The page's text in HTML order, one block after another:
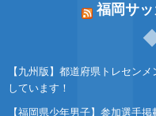
福岡サ
【九州版】都道府県トレセン
しています！
【福岡県少年男子】参加選手